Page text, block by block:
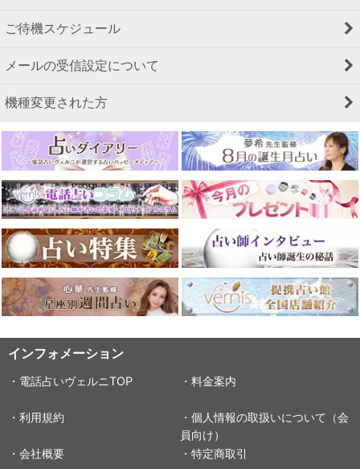
ご待機スケジュール
メールの受信設定について
機種変更された方
インフォメーション
・電話占いヴェルニTOP ・料金案内
・利用規約
・個人情報の取扱いについて（会
員向け）
・会社概要
・特定商取引